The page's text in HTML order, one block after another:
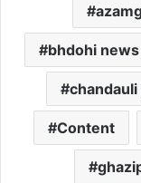
bhdohi news
chandauli
Content